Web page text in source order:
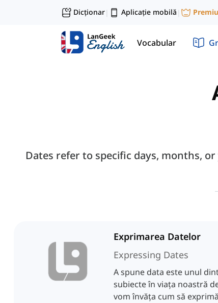
Dicționar| Aplicație mobilă |
Vocabular
Dates refer to specific days, months,
Exprimarea Datelor
Expressing Dates
A spune data este unul
subiecte în viața noastră
vom învăța cum să